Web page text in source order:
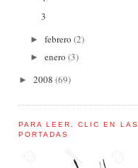
3
► febrero (2)
► enero (3)
► 2008 (69)
PARA LEER, CLIC EN LAS
PORTADAS